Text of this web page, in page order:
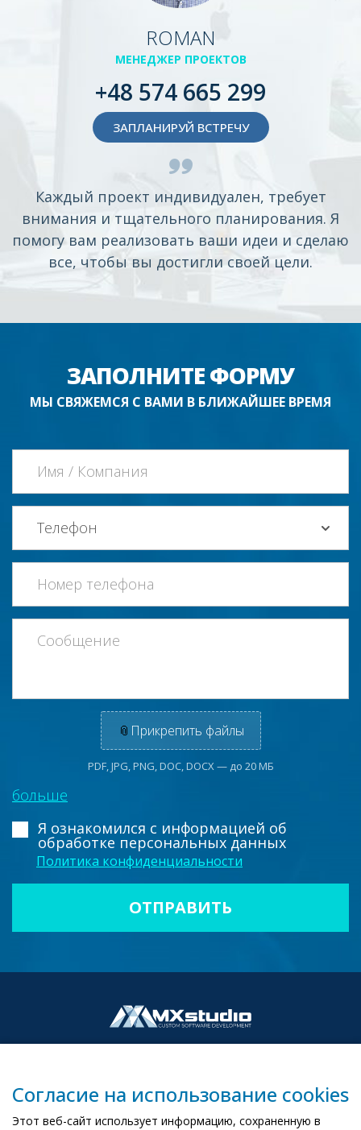
ROMAN
МЕНЕДЖЕР ПРОЕКТОВ
+48 574 665 299
ЗАПЛАНИРУЙ ВСТРЕЧУ
Каждый проект индивидуален, требует
внимания и тщательного планирования. Я
помогу вам реализовать ваши идеи и сделаю
все, чтобы вы достигли своей цели.
ЗАПОЛНИТЕ ФОРМУ
МЫ СВЯЖЕМСЯ С ВАМИ В БЛИЖАЙШЕЕ ВРЕМЯ
📎 Прикрепить файлы
PDF, JPG, PNG, DOC, DOCX — до 20 МБ
больше
Я ознакомился с информацией об
обработке персональных данных
Политика конфиденциальности
Согласие на использование cookies
Этот веб-сайт использует информацию, сохраненную в